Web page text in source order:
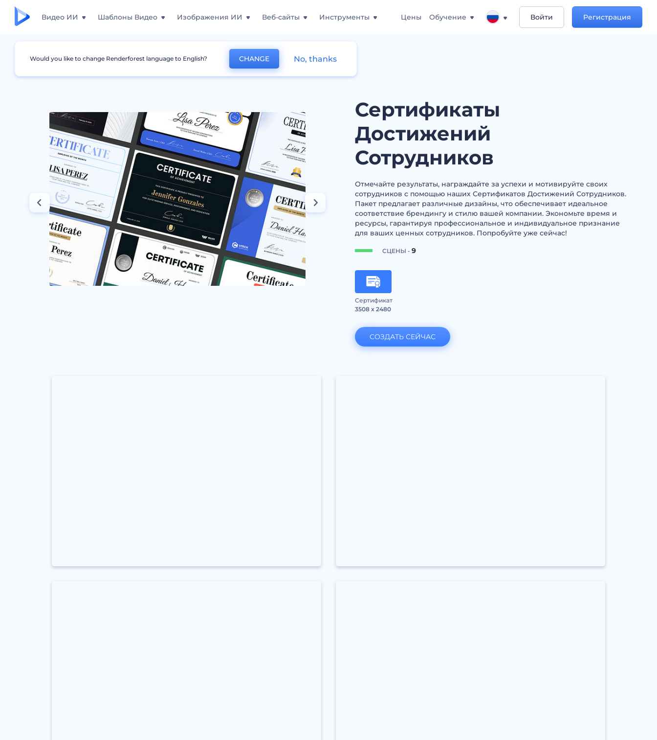
Видео ИИ Шаблоны Видео Изображения ИИ Веб-сайты Инструменты Цены Обучение Войти Регистрация
Дизайны Сертификаты Сертификаты Достижений Сотрудников
Сертификаты
Достижений
Сотрудников
Отмечайте результаты, награждайте за успехи и мотивируйте своих
сотрудников с помощью наших Сертификатов Достижений Сотрудников.
Пакет предлагает различные дизайны, что обеспечивает идеальное
соответствие брендингу и стилю вашей компании. Экономьте время и
ресурсы, гарантируя профессиональное и индивидуальное признание
для ваших ценных сотрудников. Попробуйте уже сейчас!
СЦЕНЫ - 9
Сертификат
3508 x 2480
СОЗДАТЬ СЕЙЧАС
Would you like to change Renderforest language to English? CHANGE No, thanks